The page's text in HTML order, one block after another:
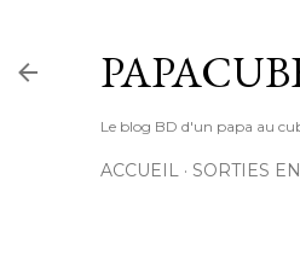
Le blog BD d'un papa au
ACCUEIL SORTIES